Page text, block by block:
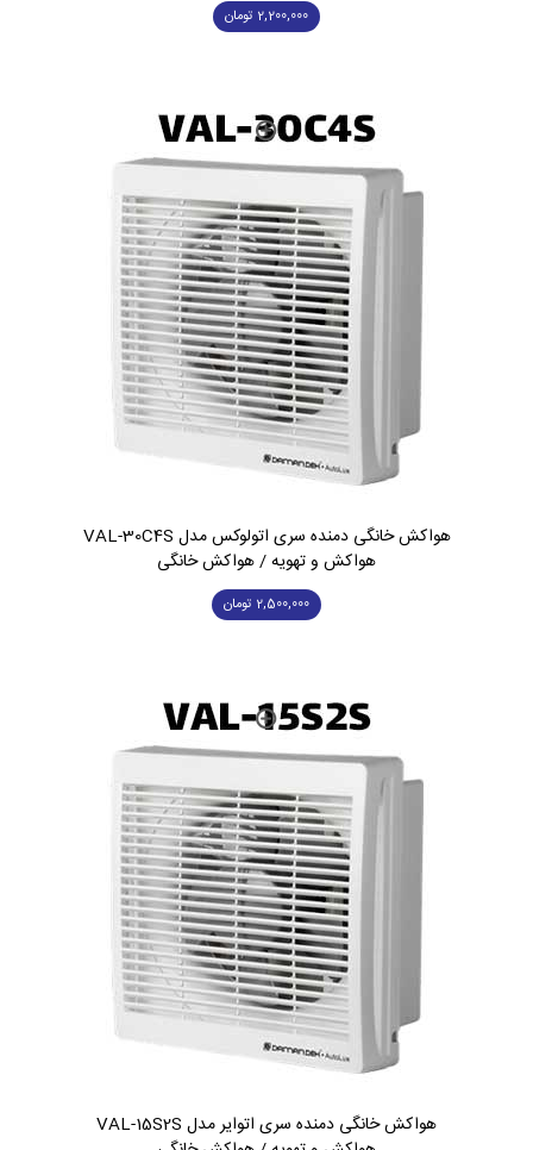
2,200,000 تومان
هواکش خانگی دمنده سری اتولوکس مدل VAL-30C4S
هواکش و تهویه / هواکش خانگی
2,500,000 تومان
هواکش خانگی دمنده سری اتوایر مدل VAL-15S2S